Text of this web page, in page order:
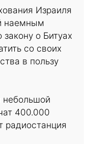
Израиля
наемным
о Битуах
со своих
в пользу
400.000
радиостанция